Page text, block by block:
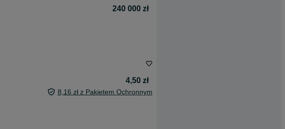
240 000 zł
4,50 zł
8,16 zł z Pakietem Ochronnym